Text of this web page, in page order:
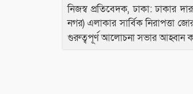
নিজস্ব প্রতিবেদক, ঢাকা: ​ঢাকার
নগর) এলাকার সার্বিক নিরাপত্তা
গুরুত্বপূর্ণ আলোচনা সভার আহ্বান